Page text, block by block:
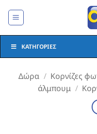
στο
ΚΑΤΗΓΟΡΊΕΣ
Δώρα / Κορνίζες
άλμπουμ /